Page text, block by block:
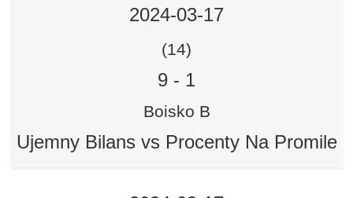
2024-03-17
(14)
9 - 1
Boisko B
Ujemny Bilans vs Procenty Na Promile